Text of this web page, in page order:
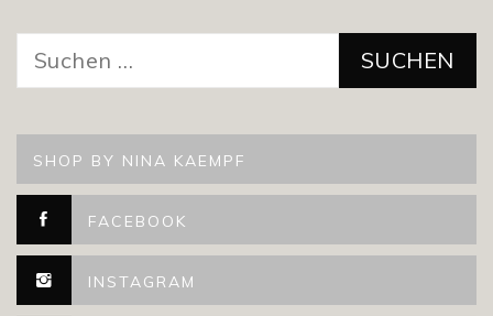
nach:
SHOP BY NINA KAEMPF
FACEBOOK
INSTAGRAM